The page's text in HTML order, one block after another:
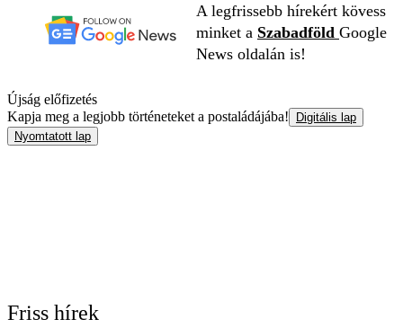
A legfrissebb hírekért kövess
minket a Szabadföld Google
News oldalán is!
Újság előfizetés
Kapja meg a legjobb történeteket a postaládájába!
Digitális lap
Nyomtatott lap
Friss hírek